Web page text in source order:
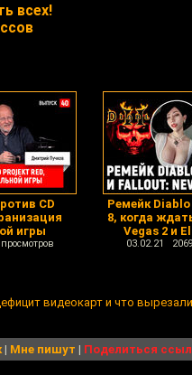
всех!
CD
игры
Ремейк Diablo
8, когда
Vegas 2 и
03.02.21
видеокарт и что
| Мне пишут | Поделиться